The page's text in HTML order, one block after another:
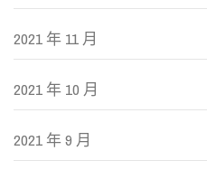
2021 年 11 月
2021 年 10 月
2021 年 9 月